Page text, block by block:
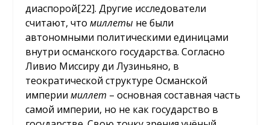
диаспорой[22]. Другие исследователи
считают, чтомиллеты не были
автономными политическими единицами
внутри османского государства. Согласно
Ливио Миссиру ди Лузиньяно, в
теократической структуре Османской
империимиллет – основная составная часть
самой империи, но не как государство в